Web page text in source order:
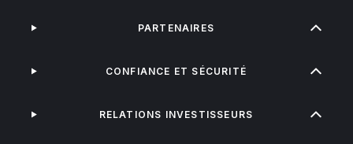
PARTENAIRES
CONFIANCE ET SÉCURITÉ
RELATIONS INVESTISSEURS